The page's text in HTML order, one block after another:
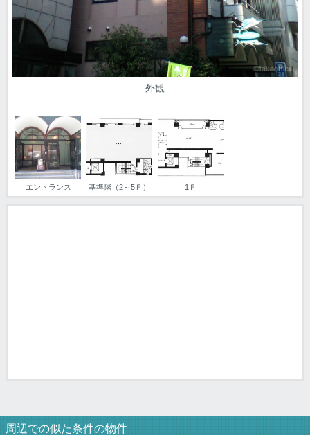
外観
エントランス 基準階（2～5Ｆ） 1Ｆ
周辺での似た条件の物件